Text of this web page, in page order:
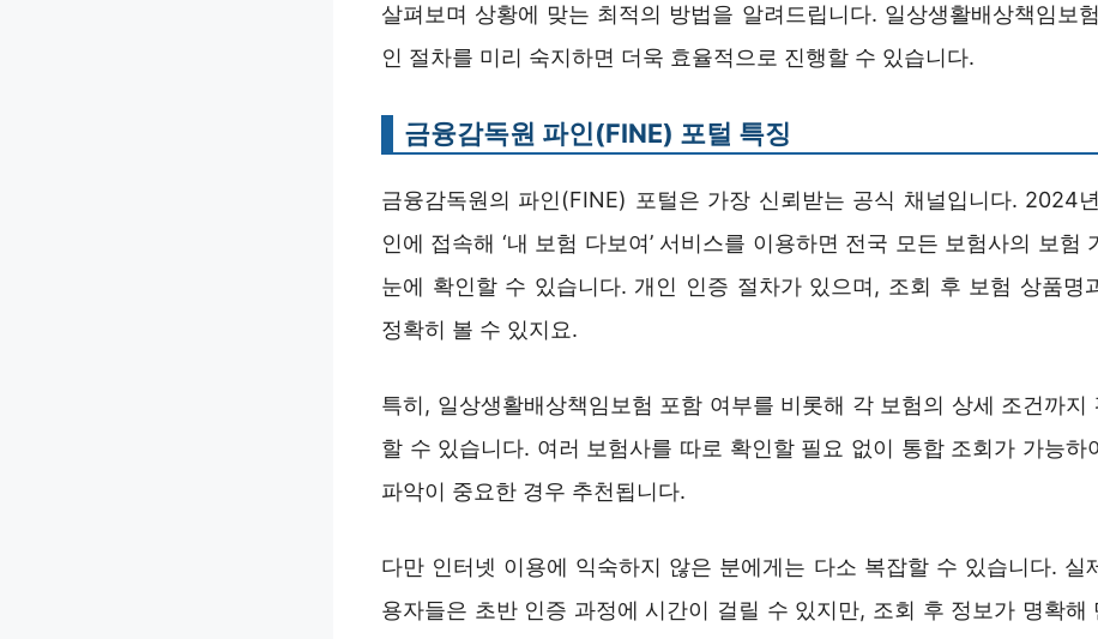
살펴보며 상황에 맞는 최적의 방법을 알려드립니다. 일상생활배상책임보
인 절차를 미리 숙지하면 더욱 효율적으로 진행할 수 있습니다.
금융감독원 파인(FINE) 포털 특징
금융감독원의 파인(FINE) 포털은 가장 신뢰받는 공식 채널입니다. 2024
인에 접속해 ‘내 보험 다보여’ 서비스를 이용하면 전국 모든 보험사의 보험
눈에 확인할 수 있습니다. 개인 인증 절차가 있으며, 조회 후 보험 상품명
정확히 볼 수 있지요.
특히, 일상생활배상책임보험 포함 여부를 비롯해 각 보험의 상세 조건까지
할 수 있습니다. 여러 보험사를 따로 확인할 필요 없이 통합 조회가 가능하
파악이 중요한 경우 추천됩니다.
다만 인터넷 이용에 익숙하지 않은 분에게는 다소 복잡할 수 있습니다. 실
용자들은 초반 인증 과정에 시간이 걸릴 수 있지만, 조회 후 정보가 명확해